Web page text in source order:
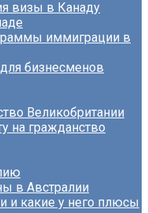
визы в Канаду
иммиграции в
бизнесменов
Великобритании
на гражданство
в Австралии
и какие у него плюсы